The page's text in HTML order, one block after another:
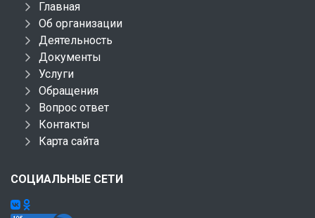
Главная
Об организации
Деятельность
Документы
Услуги
Обращения
Вопрос ответ
Контакты
Карта сайта
СОЦИАЛЬНЫЕ СЕТИ